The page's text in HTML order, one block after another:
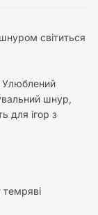
світиться
Улюблений
шнур,
для ігор з
темряві